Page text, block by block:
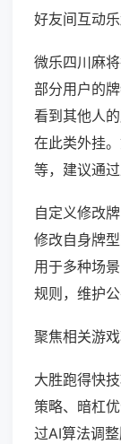
好友间互动乐
微乐四川麻
部分用户的
看到其他人
在此类外挂
等，建议通
自定义修改
修改自身牌
用于多种场
规则，维护公
聚焦相关游
大胜跑得快
策略、暗杠
过AI算法调整